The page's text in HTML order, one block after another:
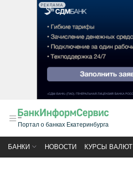
РЕКЛАМА
Портал о банках Екатеринбурга
БАНКИ НОВОСТИ КУРСЫ ВАЛЮТ